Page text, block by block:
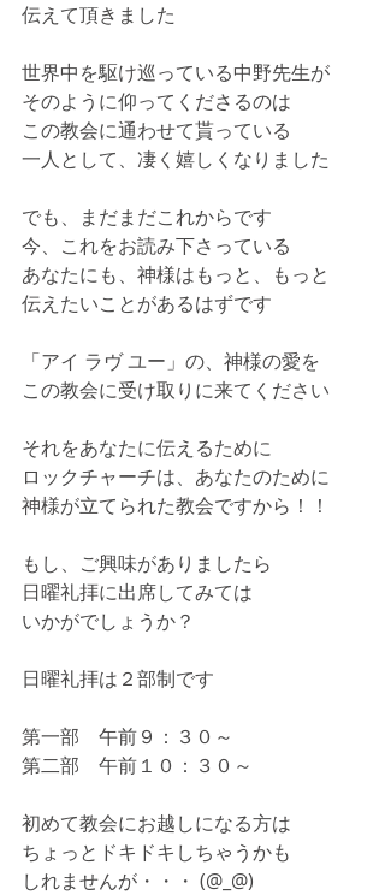
伝えて頂きました
世界中を駆け巡っている中野先生が
そのように仰ってくださるのは
この教会に通わせて貰っている
一人として、凄く嬉しくなりました
でも、まだまだこれからです
今、これをお読み下さっている
あなたにも、神様はもっと、もっと
伝えたいことがあるはずです
「アイ ラヴ ユー」の、神様の愛を
この教会に受け取りに来てください
それをあなたに伝えるために
ロックチャーチは、あなたのために
神様が立てられた教会ですから！！
もし、ご興味がありましたら
日曜礼拝に出席してみては
いかがでしょうか？
日曜礼拝は２部制です
第一部　午前９：３０～
第二部　午前１０：３０～
初めて教会にお越しになる方は
ちょっとドキドキしちゃうかも
しれませんが・・・ (@_@)